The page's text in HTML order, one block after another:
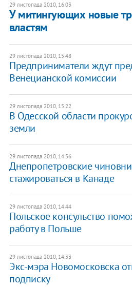
29 листопада 2010, 16:03
​У митингующих новые
властям
29 листопада 2010, 15:48
​Предприниматели ждут
Венецианской комиссии
29 листопада 2010, 15:22
В Одесской области
земли
29 листопада 2010, 14:56
Днепропетровские
стажироваться в Канаде
29 листопада 2010, 14:44
Польское консульство
работу в Польше
29 листопада 2010, 14:33
Экс-мэра Новомосковска
подписку